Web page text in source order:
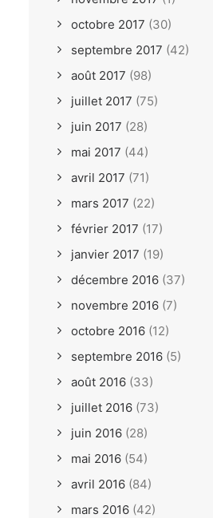
octobre 2017 (30)
septembre 2017 (42)
août 2017 (98)
juillet 2017 (75)
juin 2017 (28)
mai 2017 (44)
avril 2017 (71)
mars 2017 (22)
février 2017 (17)
janvier 2017 (19)
décembre 2016 (37)
novembre 2016 (7)
octobre 2016 (12)
septembre 2016 (5)
août 2016 (33)
juillet 2016 (73)
juin 2016 (28)
mai 2016 (54)
avril 2016 (84)
mars 2016 (42)